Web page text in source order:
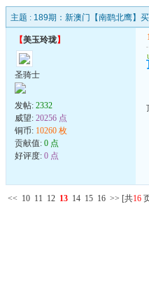
主题 : 189期：新澳门【南鹞北鹰】
【美玉玲珑】
圣骑士
发帖: 2332
威望: 20256 点
铜币: 10260 枚
贡献值: 0 点
好评度: 0 点
<< 10 11 12 13 14 15 16 >> [共16